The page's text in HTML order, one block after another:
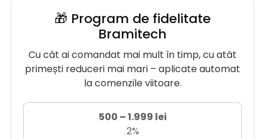
🎁 Program de fidelitate
Bramitech
Cu cât ai comandat mai mult în timp, cu atât
primești reduceri mai mari – aplicate automat
la comenzile viitoare.
500 – 1.999 lei
2%